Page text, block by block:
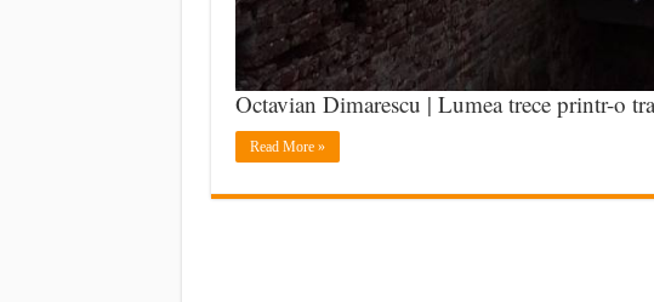
Octavian Dimarescu | Lumea trece printr-o
Read More »